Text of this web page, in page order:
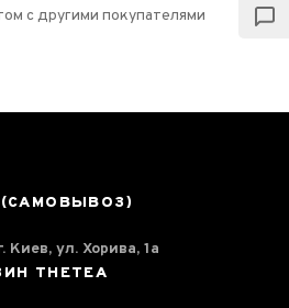
с другими покупателями
Киев, ул. Хорива, 1а
THETEA